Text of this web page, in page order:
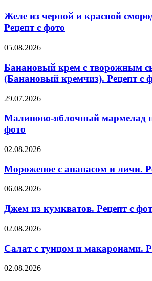
Рецепт
с
фото
черной
и
красной
на
Рецепт
с
Желе из черной и красной
Рецепт с фото
Банановый
с
творожным
сыром
кремчиз).
с
фото
05.08.2026
Банановый крем с творожным
(Банановый кремчиз). Рецепт с
Малиново-
мармелад
на
зиму.
с
29.07.2026
Малиново-яблочный мармелад
фото
Мороженое
ананасом
и
личи.
с
фото
02.08.2026
Мороженое с ананасом и личи.
Джем
кумкватов.
Рецепт
с
фото
06.08.2026
Джем из кумкватов. Рецепт с
Салат
тунцом
и
макаронами.
02.08.2026
Салат с тунцом и макаронами.
Беломорская
02.08.2026